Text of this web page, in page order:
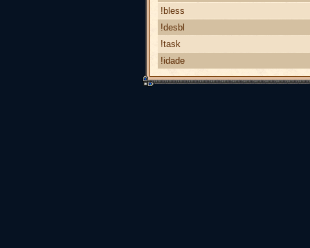
!bless
!desbl
!task
!idade